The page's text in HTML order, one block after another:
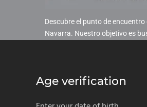
Descubre el punto de encuentro
Navarra. Nuestro objetivo es
Age verification